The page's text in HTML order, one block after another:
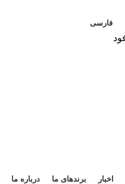
فارسی
اخبار برندهای ما درباره ما